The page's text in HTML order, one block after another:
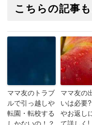
こちらの記事
ママ友のトラブ
ルで引っ越しや
転園・転校する
しかないの！？
ママ友の
いは必要
やお返し
て詳しく!